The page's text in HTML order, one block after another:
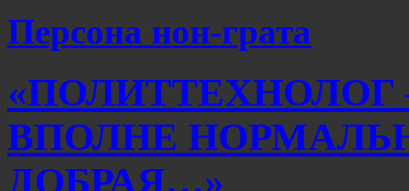
Персона нон-грата
ВПОЛНЕ
ДОБРАЯ…»